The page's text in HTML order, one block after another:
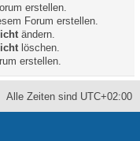
erstellen.
Forum erstellen.
ändern.
löschen.
erstellen.
Alle Zeiten sind UTC+02:00